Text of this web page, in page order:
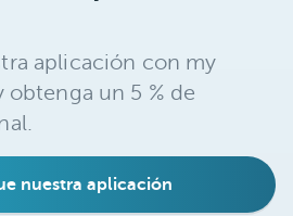
aplicación con my
obtenga un 5 % de
nuestra aplicación